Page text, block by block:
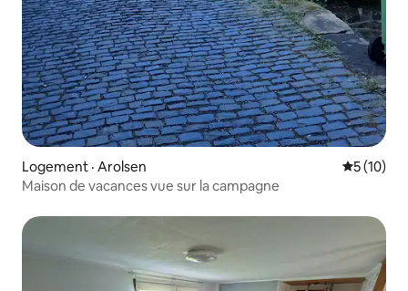
Logement · Arolsen Note
5 (10)
Maison de vacances vue sur la campagne